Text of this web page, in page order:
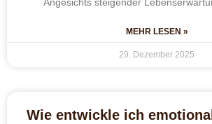
Angesichts steigender
MEHR LESEN »
29. Dezember 2025
Wie entwickle ich